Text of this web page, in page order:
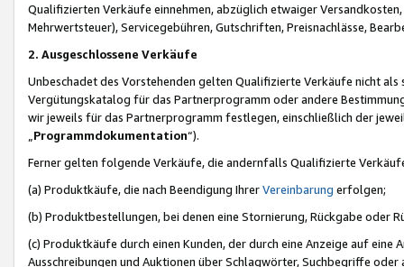
Qualifizierten Verkäufe einnehmen, abzüglich etwaiger
Mehrwertsteuer), Servicegebühren, Gutschriften, Preisnachlässe,
2. Ausgeschlossene Verkäufe
Unbeschadet des Vorstehenden gelten Qualifizierte Verkäufe nicht
Vergütungskatalog für das Partnerprogramm oder andere
wir jeweils für das Partnerprogramm festlegen, einschließlich der
Programmdokumentation“).
Ferner gelten folgende Verkäufe, die andernfalls Qualifizierte
(a) Produktkäufe, die nach Beendigung IhrerVereinbarung erfolgen;
(b) Produktbestellungen, bei denen eine Stornierung, Rückgabe oder
(c) Produktkäufe durch einen Kunden, der durch eine Anzeige auf
Ausschreibungen und Auktionen über Schlagwörter, Suchbegriffe